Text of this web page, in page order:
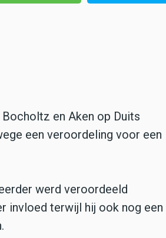
en Aken op Duits
een veroordeling voor een
werd veroordeeld
invloed terwijl hij ook nog een